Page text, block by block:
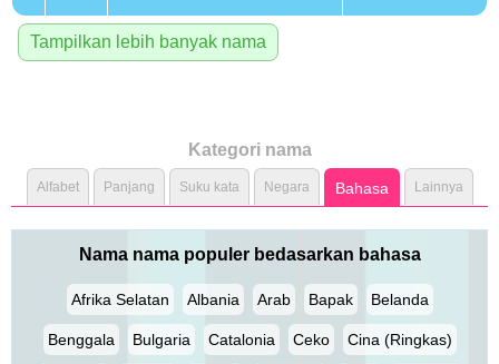
Tampilkan lebih banyak nama
Kategori nama
Alfabet Panjang Suku kata Negara Bahasa Lainnya
Nama nama populer bedasarkan bahasa
Afrika Selatan Albania Arab Bapak Belanda
Benggala Bulgaria Catalonia Ceko Cina (Ringkas)